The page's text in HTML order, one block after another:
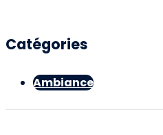
Catégories
Ambiance